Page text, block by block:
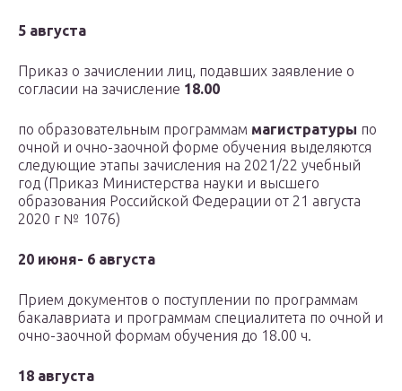
5 августа
Приказ о зачислении лиц, подавших заявление о
согласии на зачисление 18.00
по образовательным программам магистратуры по
очной и очно-заочной форме обучения выделяются
следующие этапы зачисления на 2021/22 учебный
год (Приказ Министерства науки и высшего
образования Российской Федерации от 21 августа
2020 г № 1076)
20 июня- 6 августа
Прием документов о поступлении по программам
бакалавриата и программам специалитета по очной и
очно-заочной формам обучения до 18.00 ч.
18 августа